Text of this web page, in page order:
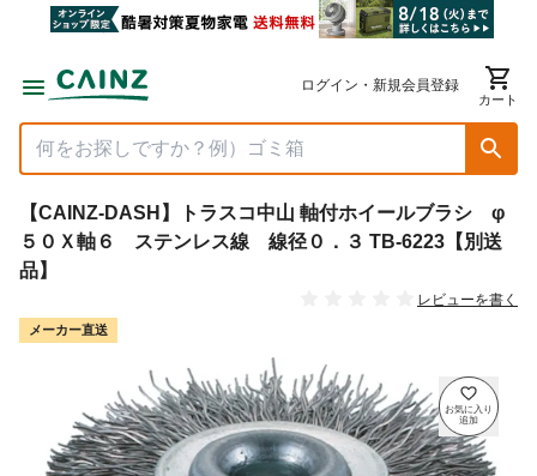
ログイン・新規会員登録
カート
【CAINZ-DASH】トラスコ中山 軸付ホイールブラシ φ
５０Ｘ軸６ ステンレス線 線径０．３ TB-6223【別送
品】
レビューを書く
メーカー直送